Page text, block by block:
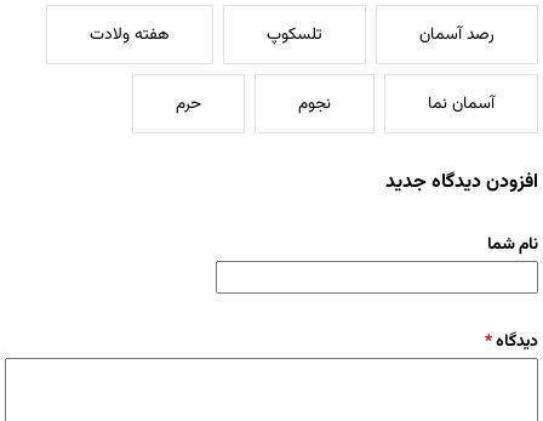
رصد آسمان تلسکوپ هفته ولادت
آسمان نما نجوم حرم
افزودن دیدگاه جدید
نام شما
دیدگاه*